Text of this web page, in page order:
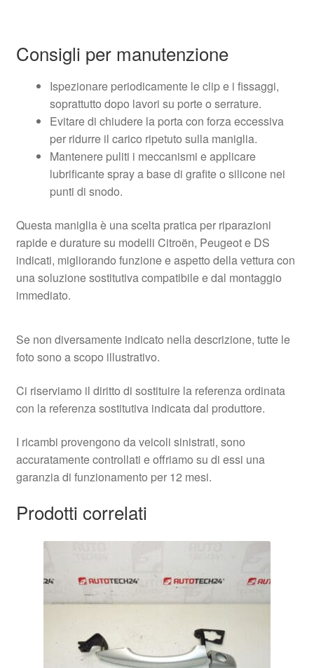
Consigli per manutenzione
Ispezionare periodicamente le clip e i fissaggi,
soprattutto dopo lavori su porte o serrature.
Evitare di chiudere la porta con forza eccessiva
per ridurre il carico ripetuto sulla maniglia.
Mantenere puliti i meccanismi e applicare
lubrificante spray a base di grafite o silicone nei
punti di snodo.
Questa maniglia è una scelta pratica per riparazioni
rapide e durature su modelli Citroën, Peugeot e DS
indicati, migliorando funzione e aspetto della vettura con
una soluzione sostitutiva compatibile e dal montaggio
immediato.
Se non diversamente indicato nella descrizione, tutte le
foto sono a scopo illustrativo.
Ci riserviamo il diritto di sostituire la referenza ordinata
con la referenza sostitutiva indicata dal produttore.
I ricambi provengono da veicoli sinistrati, sono
accuratamente controllati e offriamo su di essi una
garanzia di funzionamento per 12 mesi.
Prodotti correlati